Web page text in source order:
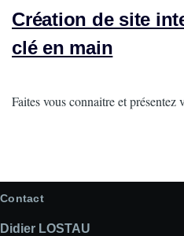
Création de site
clé en main
Intro
Faites vous connaitre et présentez
Contact
Didier LOSTAU